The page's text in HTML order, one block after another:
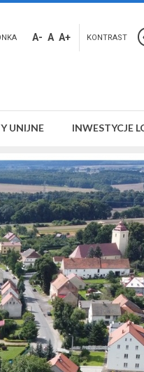
A- A A+ KONTRAST
UNIJNE INWESTYCJE